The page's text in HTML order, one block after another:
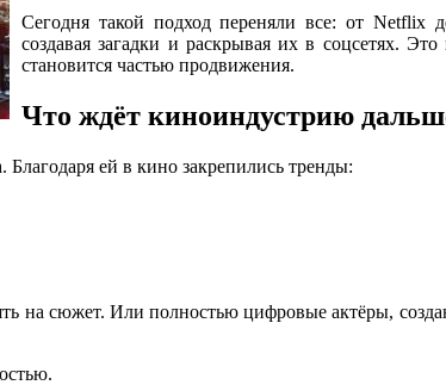
Сегодня такой подход переняли все: от Netflix
создавая загадки и раскрывая их в соцсетях.
становится частью продвижения.
Что ждёт киноиндустрию
ей в кино закрепились тренды:
сюжет. Или полностью цифровые актёры,